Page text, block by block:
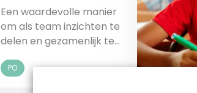
Een waardevolle manier
om als team inzichten te
delen en gezamenlijk te
succesvol jaar vol
PO